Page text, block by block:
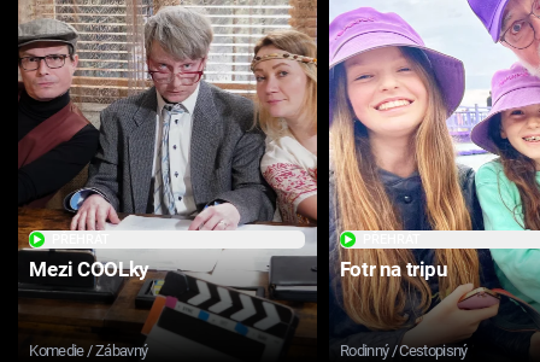
Mezi COOLky
Komedie / Zábavný
Fotr na tripu
Rodinný / Cestopisný